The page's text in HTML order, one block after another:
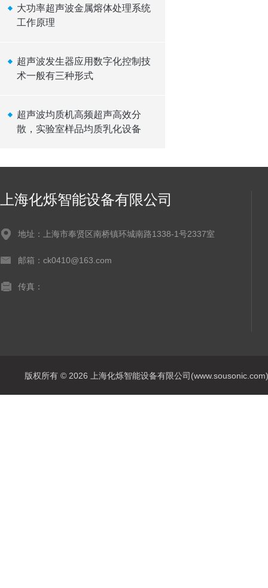
大功率超声波金属熔体处理系统
工作原理
超声波发生器应用数字化控制技
术一般有三种形式
超声波均质机高频超声高效分
散，实验室样品均质乳化设备
上海化烁智能设备有限公司
地址：上海市奉贤区南桥镇环城南路1338-1号2337室
邮箱：ck0410@163.com
传真：
版权所有 © 2026 上海化烁智能设备有限公司